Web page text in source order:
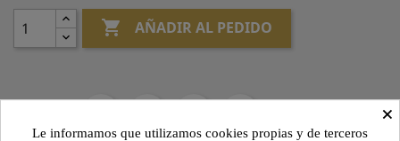
 AÑADIR AL PEDIDO
×
Le informamos que utilizamos cookies propias y de terceros